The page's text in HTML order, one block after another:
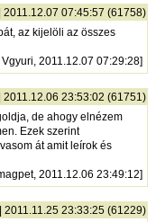
| 2011.12.07 07:45:57 (61758)
az kijelöli az összes
2011.12.07 07:29:28]
| 2011.12.06 23:53:02 (61751)
de ahogy elnézem
Ezek szerint
át amit leírok és
2011.12.06 23:49:12]
| 2011.11.25 23:33:25 (61229)